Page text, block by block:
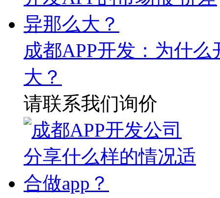
成都APP开发：为什
大？
请联系我们询价